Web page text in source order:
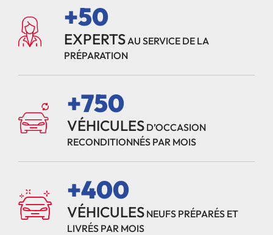
+50
EXPERTS AU SERVICE DE LA
PRÉPARATION
+750
VÉHICULES D’OCCASION
RECONDITIONNÉS PAR MOIS
+400
VÉHICULES NEUFS PRÉPARÉS ET
LIVRÉS PAR MOIS